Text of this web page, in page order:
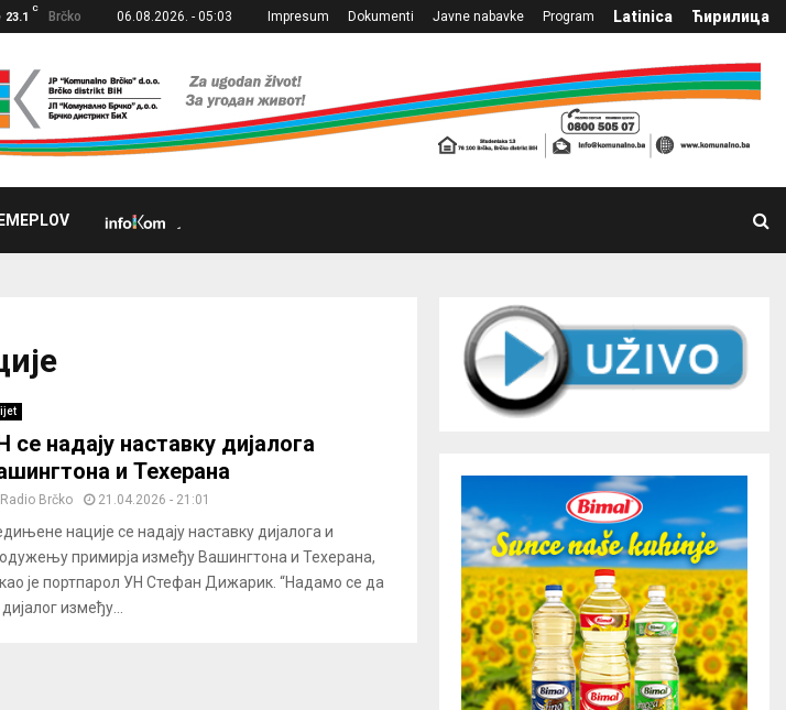
23.1
C
Brčko 06.08.2026. - 05:03 Impresum Dokumenti Javne nabavke Program Latinica Ћирилица
се надају наставку дијалога
и Техерана
Radio Brčko 21.04.2026 - 21:01
нације се надају наставку дијалога и
примирја између Вашингтона и Техерана,
је портпарол УН Стефан Дижарик. “Надамо се да
између...